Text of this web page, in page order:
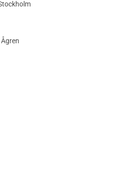
Obehandlat
Behandlat
Obehandlat